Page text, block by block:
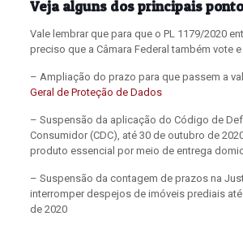
Veja alguns dos principais
Vale lembrar que para que o PL 1179/2020
preciso que a Câmara Federal também vote e
– Ampliação do prazo para que passem a
Geral de Proteção de Dados
– Suspensão da aplicação do Código de
Consumidor (CDC), até 30 de outubro de
produto essencial por meio de entrega
– Suspensão da contagem de prazos na
interromper despejos de imóveis prediais
de 2020